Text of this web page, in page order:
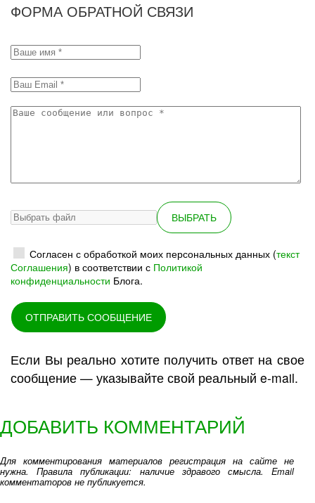
ФОРМА ОБРАТНОЙ СВЯЗИ
ВЫБРАТЬ
Согласен с обработкой моих персональных данных (текст
Соглашения) в соответствии с Политикой
конфиденциальности Блога.
ОТПРАВИТЬ СООБЩЕНИЕ
Если Вы реально хотите получить ответ на свое
сообщение — указывайте свой реальный e-mail.
ДОБАВИТЬ КОММЕНТАРИЙ
Для комментирования материалов регистрация на сайте не
нужна. Правила публикации: наличие здравого смысла. Email
комментаторов не публикуется.